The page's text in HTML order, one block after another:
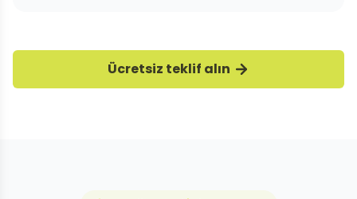
Ücretsiz teklif alın